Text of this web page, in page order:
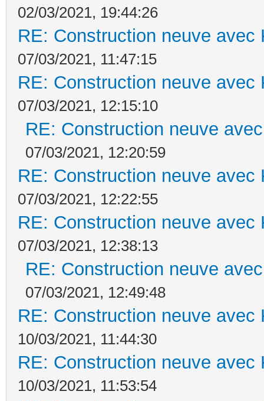
02/03/2021, 19:44:26
RE: Construction neuve avec
07/03/2021, 11:47:15
RE: Construction neuve avec
07/03/2021, 12:15:10
RE: Construction neuve
07/03/2021, 12:20:59
RE: Construction neuve avec
07/03/2021, 12:22:55
RE: Construction neuve avec
07/03/2021, 12:38:13
RE: Construction neuve
07/03/2021, 12:49:48
RE: Construction neuve avec
10/03/2021, 11:44:30
RE: Construction neuve avec
10/03/2021, 11:53:54